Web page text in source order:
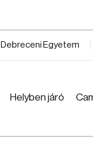
Debreceni Egyetem
Helyben járó